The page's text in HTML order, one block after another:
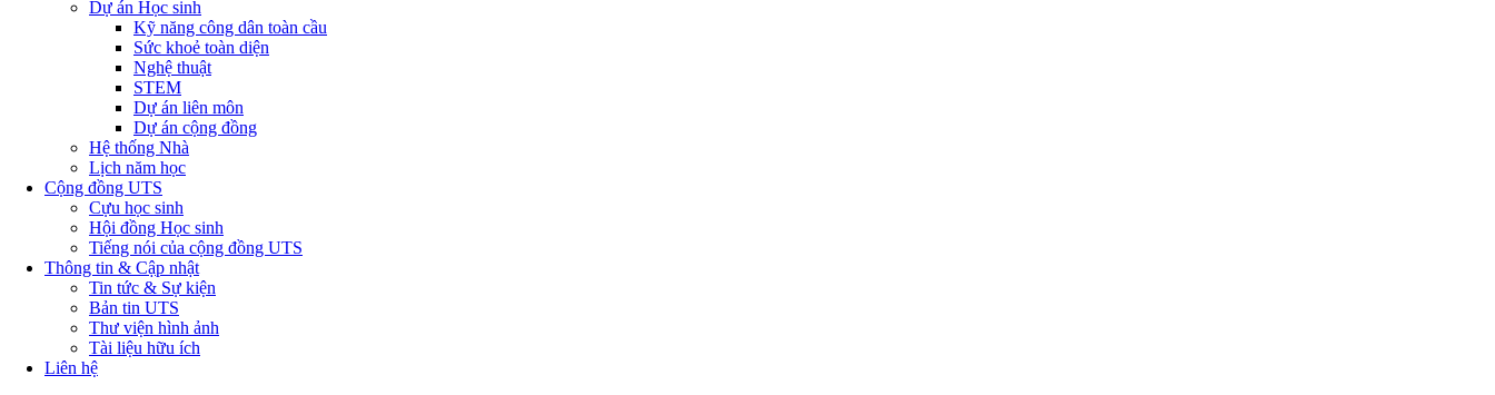
Dự án Học sinh
Kỹ năng công dân toàn cầu
Sức khoẻ toàn diện
Nghệ thuật
STEM
Dự án liên môn
Dự án cộng đồng
Hệ thống Nhà
Lịch năm học
Cộng đồng UTS
Cựu học sinh
Hội đồng Học sinh
Tiếng nói của cộng đồng UTS
Thông tin & Cập nhật
Tin tức & Sự kiện
Bản tin UTS
Thư viện hình ảnh
Tài liệu hữu ích
Liên hệ